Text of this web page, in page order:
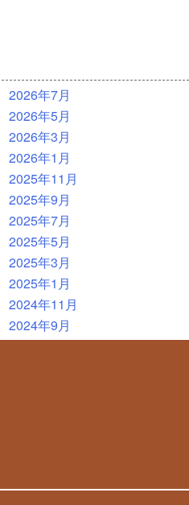
2026年7月
2026年5月
2026年3月
2026年1月
2025年11月
2025年9月
2025年7月
2025年5月
2025年3月
2025年1月
2024年11月
2024年9月